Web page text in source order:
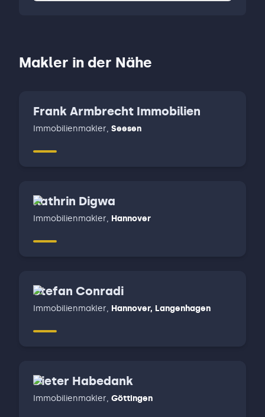
Makler in der Nähe
Frank Armbrecht Immobilien
Immobilienmakler, Seesen
Kathrin Digwa
Immobilienmakler, Hannover
Stefan Conradi
Immobilienmakler, Hannover, Langenhagen
Dieter Habedank
Immobilienmakler, Göttingen